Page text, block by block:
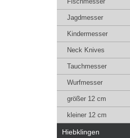
Jagdmesser
Kindermesser
Neck Knives
Tauchmesser
Wurfmesser
größer 12 cm
kleiner 12 cm
Hiebklingen